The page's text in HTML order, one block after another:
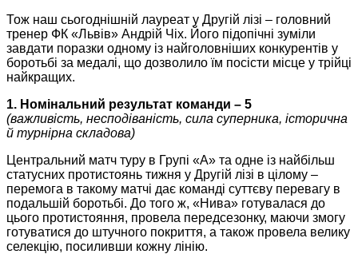
Тож наш сьогоднішній лауреат у Другій лізі – головний
тренер ФК «Львів» Андрій Чіх. Його підопічні зуміли
завдати поразки одному із найголовніших конкурентів у
боротьбі за медалі, що дозволило їм посісти місце у трійці
найкращих.
1. Номінальний результат команди – 5
(важливість, несподіваність, сила суперника, історична
й турнірна складова)
Центральний матч туру в Групі «А» та одне із найбільш
статусних протистоянь тижня у Другій лізі в цілому –
перемога в такому матчі дає команді суттєву перевагу в
подальшій боротьбі. До того ж, «Нива» готувалася до
цього протистояння, провела передсезонку, маючи змогу
готуватися до штучного покриття, а також провела велику
селекцію, посиливши кожну лінію.